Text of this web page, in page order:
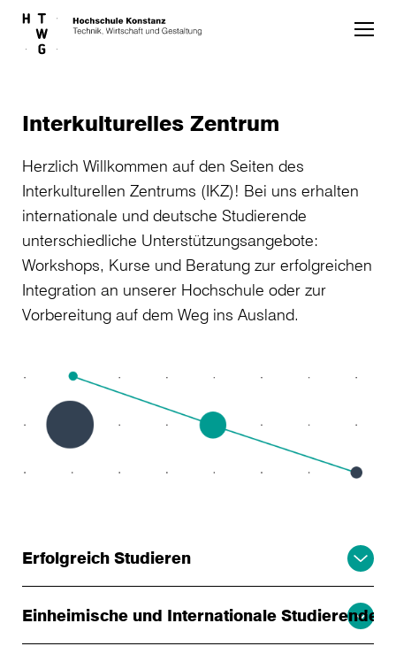
Skip to main content
Interkulturelles Zentrum
Herzlich Willkommen auf den Seiten des
Interkulturellen Zentrums (IKZ)! Bei uns erhalten
internationale und deutsche Studierende
unterschiedliche Unterstützungsangebote:
Workshops, Kurse und Beratung zur erfolgreichen
Integration an unserer Hochschule oder zur
Vorbereitung auf dem Weg ins Ausland.
Erfolgreich Studieren
Einheimische und Internationale Studierende